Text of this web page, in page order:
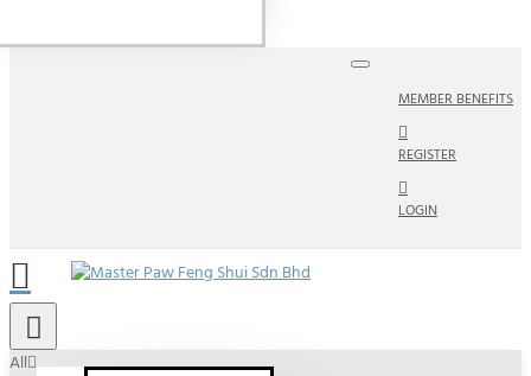
MEMBER BENEFITS
REGISTER
LOGIN
All